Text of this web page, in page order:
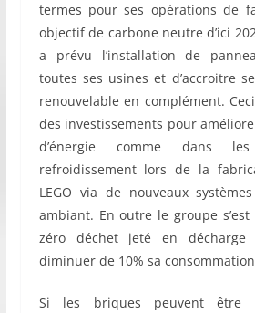
termes pour ses opérations de
objectif de carbone neutre d’ici
a prévu l’installation de
toutes ses usines et d’accroitre
renouvelable en complément.
des investissements pour
d’énergie comme dans
refroidissement lors de la
LEGO via de nouveaux
ambiant. En outre le groupe
zéro déchet jeté en décharge
diminuer de 10% sa consommation
Si les briques peuvent être